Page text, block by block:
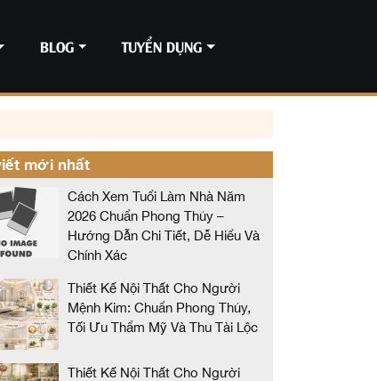
BLOG TUYỂN DỤNG
mới nhất
Cách Xem Tuổi Làm Nhà Năm
2026 Chuẩn Phong Thủy –
Hướng Dẫn Chi Tiết, Dễ Hiểu Và
Chính Xác
Thiết Kế Nội Thất Cho Người
Mệnh Kim: Chuẩn Phong Thủy,
Tối Ưu Thẩm Mỹ Và Thu Tài Lộc
Thiết Kế Nội Thất Cho Người